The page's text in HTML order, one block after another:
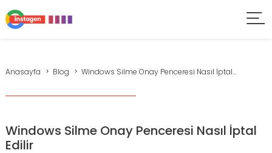
Anasayfa Blog Windows Silme Onay Penceresi Nasıl İptal...
Windows Silme Onay Penceresi Nasıl İptal
Edilir